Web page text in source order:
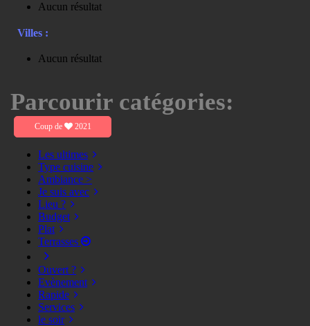
Aucun résultat
Villes :
Aucun résultat
Parcourir catégories:
Coup de 2021
Les ultimes
Type cuisine
Ambiance >
Je suis avec
Lieu ?
Budget
Plat
Terrasses
Ouvert ?
Evènement
Rapide
Services
le soir